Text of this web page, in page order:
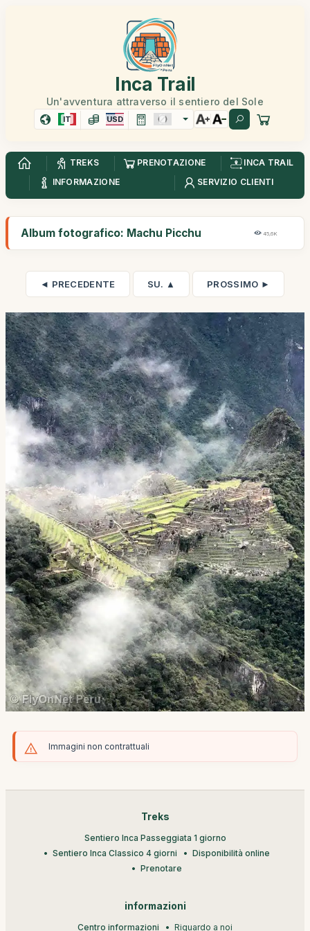
Inca Trail
Un'avventura attraverso il sentiero del Sole
IT USD
TREKS PRENOTAZIONE
INCA TRAIL
INFORMAZIONE
SERVIZIO CLIENTI
Album fotografico: Machu Picchu 45,6K
◄ PRECEDENTE SU. ▲ PROSSIMO ►
Immagini non contrattuali
Treks
Sentiero Inca Passeggiata 1 giorno
Sentiero Inca Classico 4 giorni
Disponibilità online
Prenotare
informazioni
Centro informazioni Riguardo a noi